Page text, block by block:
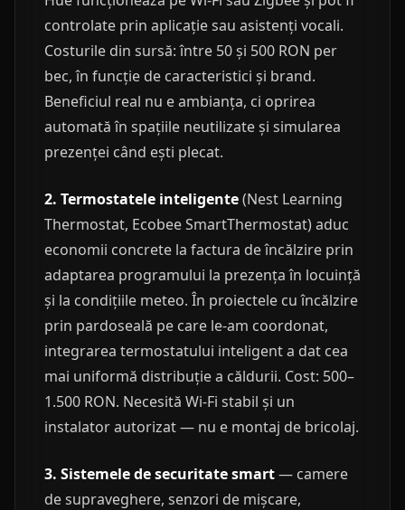
controlate prin aplicație sau asistenți vocali.
Costurile din sursă: între 50 și 500 RON per
bec, în funcție de caracteristici și brand.
Beneficiul real nu e ambianța, ci oprirea
automată în spațiile neutilizate și simularea
prezenței când ești plecat.
2. Termostatele inteligente(Nest Learning
Thermostat, Ecobee SmartThermostat) aduc
economii concrete la factura de încălzire prin
adaptarea programului la prezența în locuință
și la condițiile meteo. În proiectele cu încălzire
prin pardoseală pe care le-am coordonat,
integrarea termostatului inteligent a dat cea
mai uniformă distribuție a căldurii. Cost: 500–
1.500 RON. Necesită Wi-Fi stabil și un
instalator autorizat — nu e montaj de bricolaj.
3. Sistemele de securitate smart— camere
de supraveghere, senzori de mișcare,